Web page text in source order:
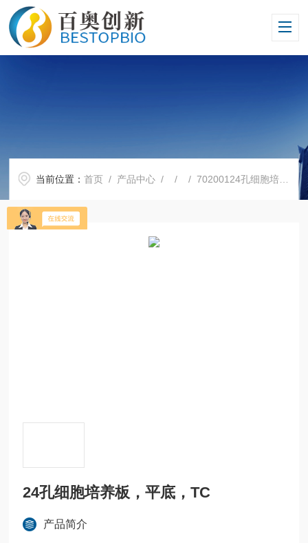
当前位置：首页 / 产品中心 / / / 70200124孔细胞培养板，平底，TC
24孔细胞培养板，平底，TC
产品简介